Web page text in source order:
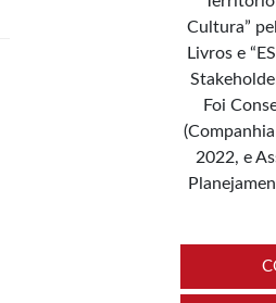
Cultura”
Livros e
Foi
2022, e